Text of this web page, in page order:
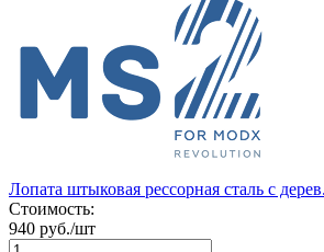
Лопата штыковая рессорная сталь с
Стоимость:
940 руб./шт